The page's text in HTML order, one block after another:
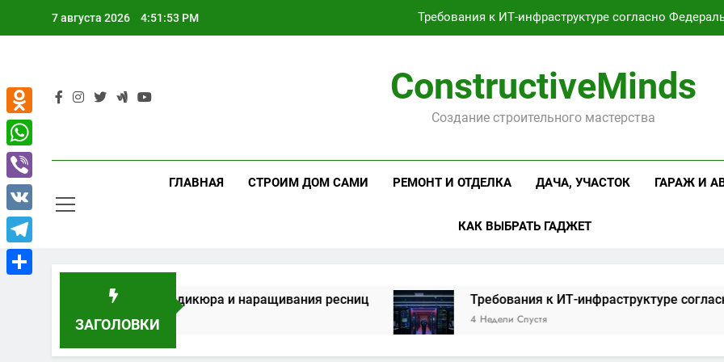
7 августа 2026 4:51:53 PM Требования к ИТ-инфраструктуре согласно
Проектирование и серийное производство светодиодных
Профессиональная косметика и оборудование для
Требования к ИТ-инфраструктуре согласно
Проектирование и серийное производство светодиодных
ConstructiveMinds
Создание строительного мастерства
ГЛАВНАЯ СТРОИМ ДОМ САМИ РЕМОНТ И ОТДЕЛКА ДАЧА, УЧАСТОК ГАРАЖ И
КАК ВЫБРАТЬ ГАДЖЕТ
ЗАГОЛОВКИ
для маникюра, педикюра и наращивания ресниц Требования к ИТ-инфраструктуре согласно
4 Недели Спустя
Odnoklassniki
WhatsApp
Viber
VK
Telegram